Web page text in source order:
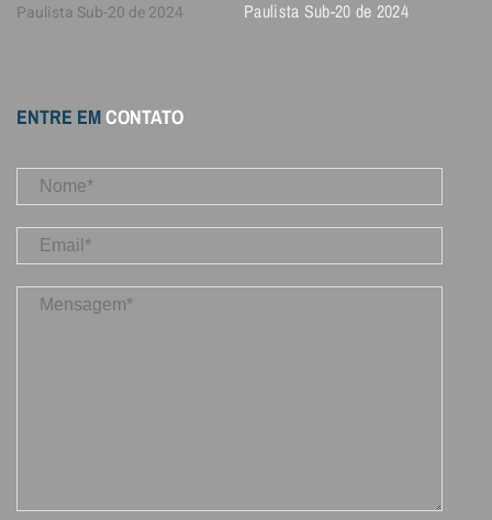
Paulista Sub-20 de 2024
ENTRE EMCONTATO